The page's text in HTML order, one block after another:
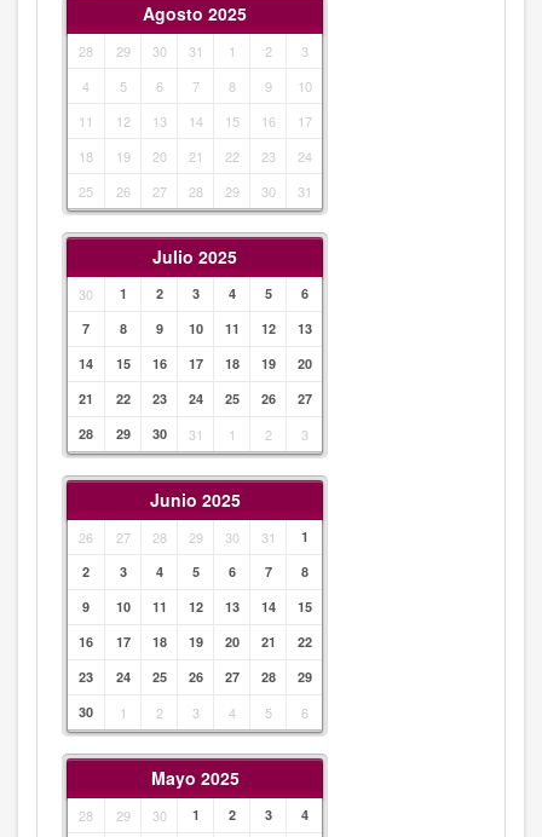
Agosto 2025
28 29 30 31 1 2
3
4
5 6 7 8 9
10
11
12 13 14 15 16
17
18
19 20 21 22 23
24
25
26 27 28 29 30 31
Julio 2025
30 1 2 3 4 5
6
7
8 9 10 11 12
13
14
15 16 17 18 19
20
21
22 23 24 25 26
27
28
29 30 31 1 2 3
Junio 2025
26 27 28 29 30 31
1
2
3 4 5 6 7
8
9
10 11 12 13 14
15
16
17 18 19 20 21
22
23
24 25 26 27 28
29
30
1 2 3 4 5 6
Mayo 2025
28 29 30 1 2 3 4